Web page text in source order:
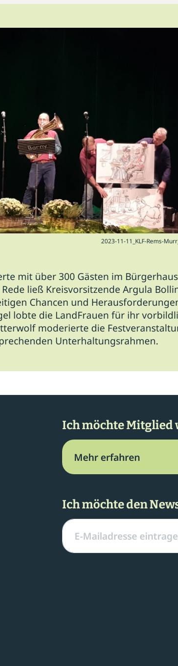
2023-11-11_KLF-Rems-
mit über 300 Gästen im
ließ Kreisvorsitzende Argula
Chancen und
lobte die LandFrauen für ihr
moderierte die
Unterhaltungsrahmen.
Ich möchte Mitglied
Mehr erfahren
Ich möchte den